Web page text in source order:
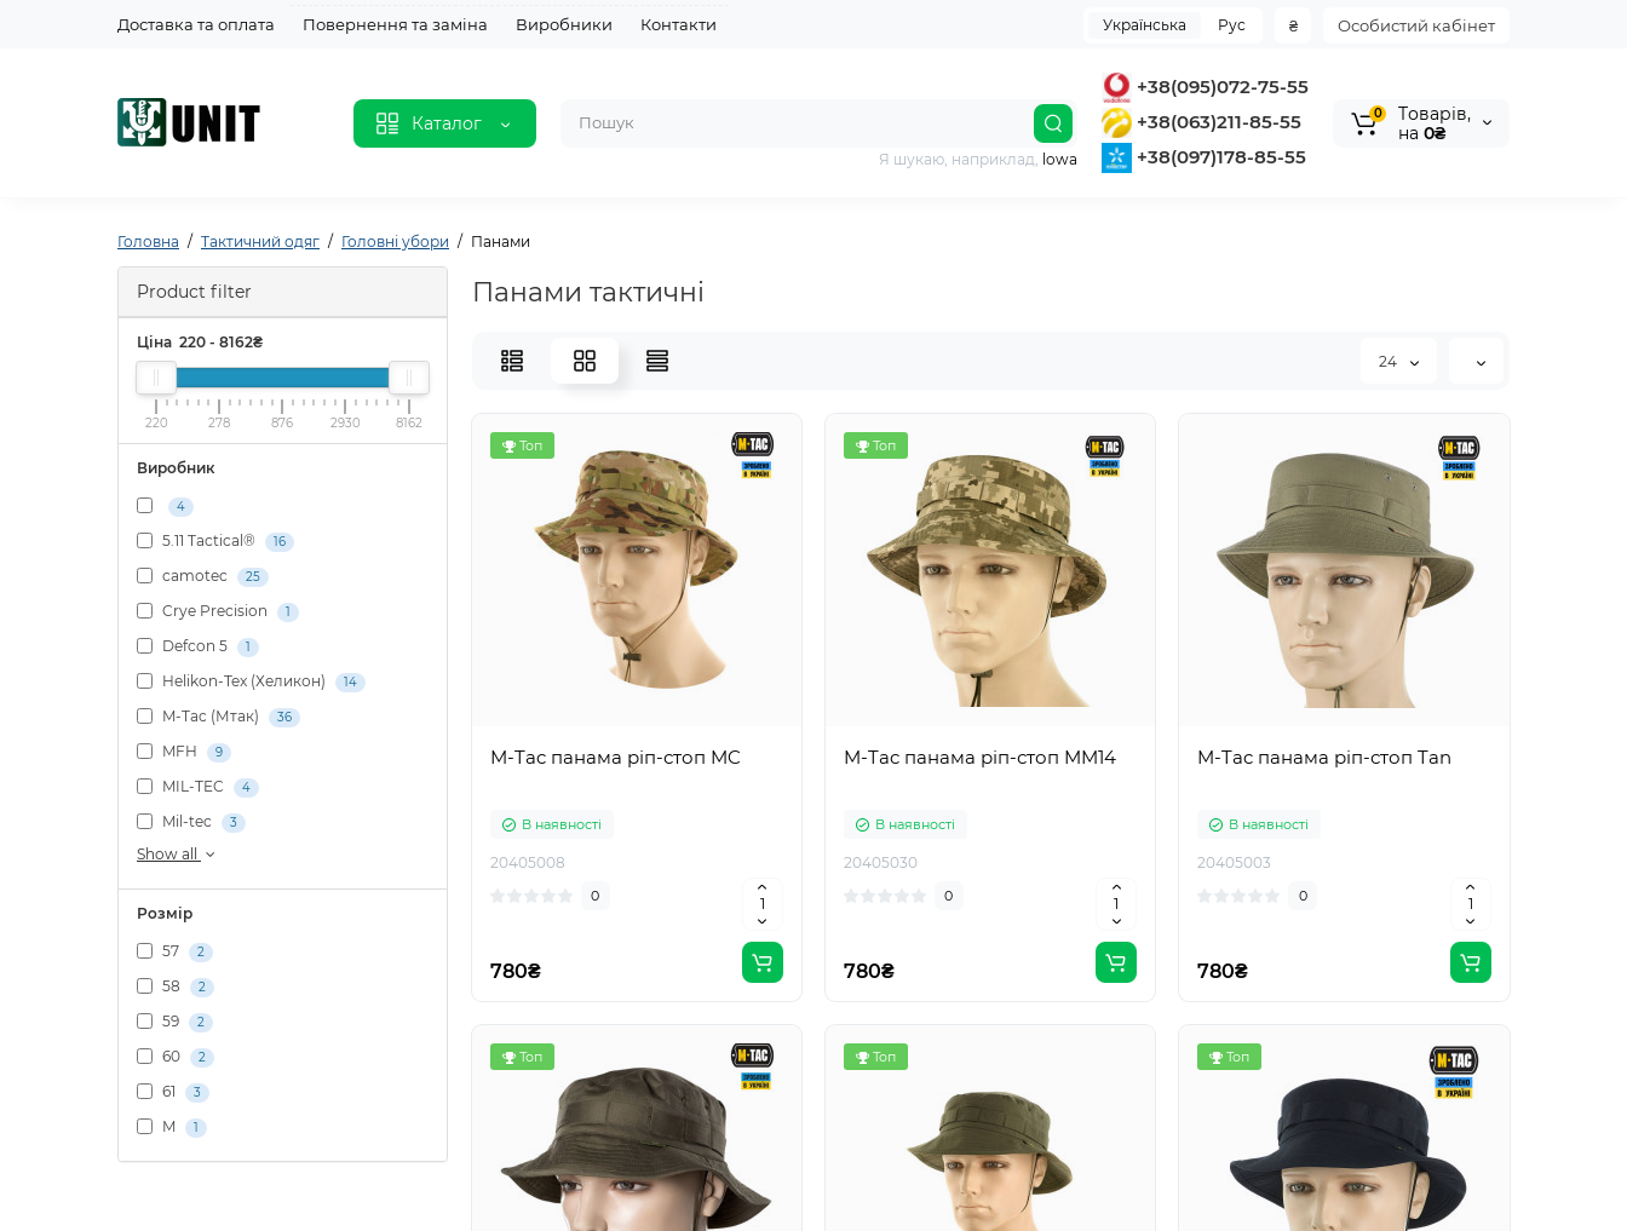
Доставка та оплата Повернення та заміна Виробники Контакти Особистий кабінет
₴
Українська Рус
Каталог
+38(095)072-75-55
+38(063)211-85-55
+38(097)178-85-55
Я шукаю, наприклад, lowa
0
Tоварів,
на 0₴
Головна Тактичний одяг Головні убори Панами
Product filter
Ціна 220 - 8162₴
220 278 876 2930 8162
Виробник
4
5.11 Tactical® 16
camotec 25
Crye Precision 1
Defcon 5 1
Helikon-Tex (Хеликон) 14
M-Tac (Мтак) 36
MFH 9
MIL-TEC 4
Mil-tec 3
Show all
Розмір
57 2
58 2
59 2
60 2
61 3
M 1
Панами тактичні
24
Топ
M-Tac панама ріп-стоп MC
В наявності
20405008
0
780₴
Топ
M-Tac панама ріп-стоп MM14
В наявності
20405030
0
780₴
M-Tac панама ріп-стоп Tan
В наявності
20405003
0
780₴
Топ Топ Топ